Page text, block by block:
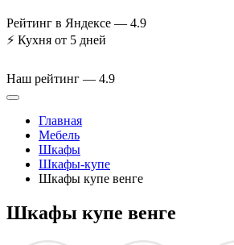
Рейтинг в Яндексе — 4.9
⚡ Кухня от 5 дней
Наш рейтинг — 4.9
Главная
Мебель
Шкафы
Шкафы-купе
Шкафы купе венге
Шкафы купе венге